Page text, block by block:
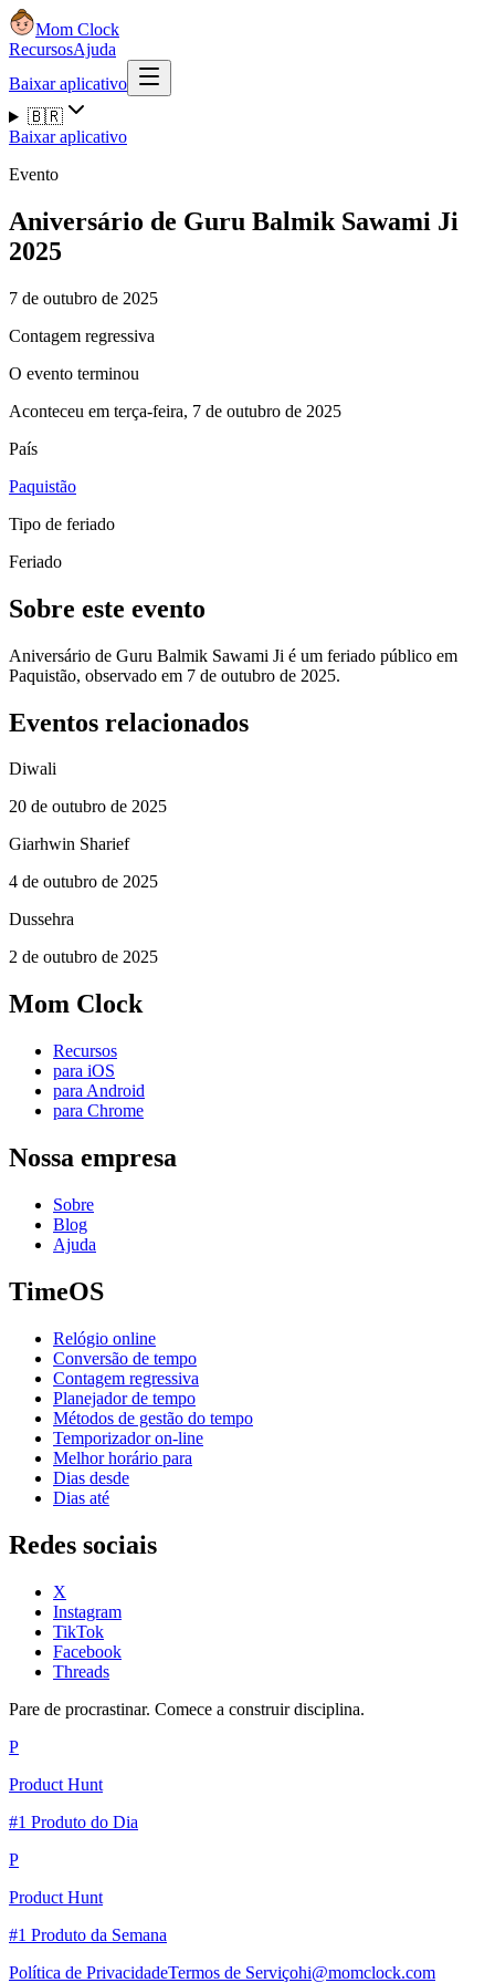
Mom Clock
RecursosAjuda
Baixar aplicativo
🇧🇷
Baixar aplicativo
Evento
Aniversário de Guru Balmik Sawami Ji
2025
7 de outubro de 2025
Contagem regressiva
O evento terminou
Aconteceu em terça-feira, 7 de outubro de 2025
País
Paquistão
Tipo de feriado
Feriado
Sobre este evento
Aniversário de Guru Balmik Sawami Ji é um feriado público em
Paquistão, observado em 7 de outubro de 2025.
Eventos relacionados
Diwali
20 de outubro de 2025
Giarhwin Sharief
4 de outubro de 2025
Dussehra
2 de outubro de 2025
Mom Clock
Recursos
para iOS
para Android
para Chrome
Nossa empresa
Sobre
Blog
Ajuda
TimeOS
Relógio online
Conversão de tempo
Contagem regressiva
Planejador de tempo
Métodos de gestão do tempo
Temporizador on-line
Melhor horário para
Dias desde
Dias até
Redes sociais
X
Instagram
TikTok
Facebook
Threads
Pare de procrastinar. Comece a construir disciplina.
P
Product Hunt
#1 Produto do Dia
P
Product Hunt
#1 Produto da Semana
Política de PrivacidadeTermos de Serviçohi@momclock.com